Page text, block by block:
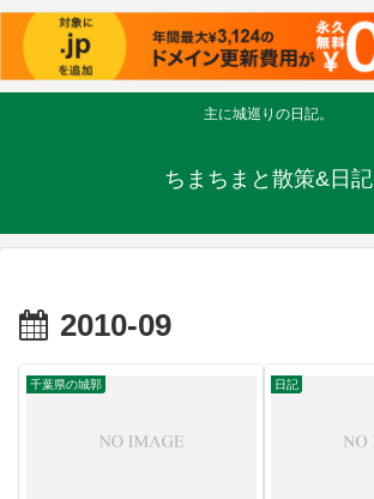
主に城巡りの日記。
ちまちまと散策&日記
2010-09
千葉県の城郭 日記